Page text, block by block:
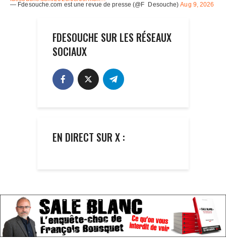
FDESOUCHE SUR LES RÉSEAUX
SOCIAUX
EN DIRECT SUR X :